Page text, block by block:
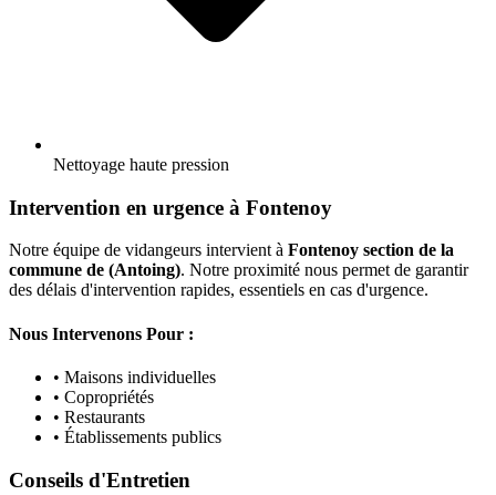
Nettoyage haute pression
Intervention en urgence à Fontenoy
Notre équipe de vidangeurs intervient à Fontenoy section de la
commune de (Antoing). Notre proximité nous permet de garantir
des délais d'intervention rapides, essentiels en cas d'urgence.
Nous Intervenons Pour :
• Maisons individuelles
• Copropriétés
• Restaurants
• Établissements publics
Conseils d'Entretien